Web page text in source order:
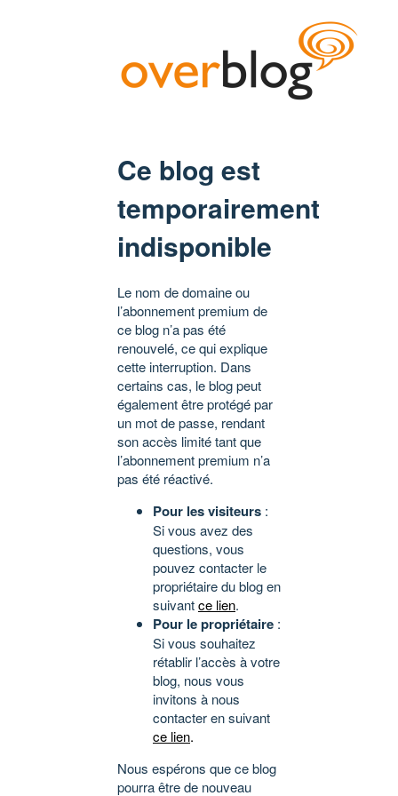
Ce blog est
temporairement
indisponible
Le nom de domaine ou
l’abonnement premium de
ce blog n’a pas été
renouvelé, ce qui explique
cette interruption. Dans
certains cas, le blog peut
également être protégé par
un mot de passe, rendant
son accès limité tant que
l’abonnement premium n’a
pas été réactivé.
Pour les visiteurs :
Si vous avez des
questions, vous
pouvez contacter le
propriétaire du blog en
suivantce lien.
Pour le propriétaire :
Si vous souhaitez
rétablir l’accès à votre
blog, nous vous
invitons à nous
contacter en suivant
ce lien.
Nous espérons que ce blog
pourra être de nouveau